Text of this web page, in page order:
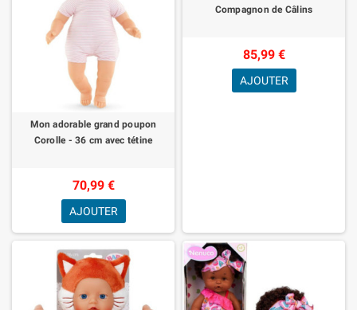
Mon adorable grand poupon
Corolle - 36 cm avec tétine
70,99 €
AJOUTER
Compagnon de Câlins
85,99 €
AJOUTER